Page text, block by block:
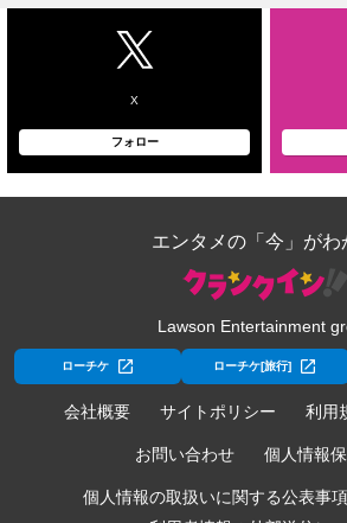
X
フォロー
エンタメの「今」がわ
Lawson Entertainment
ローチケ ローチケ[旅行]
会社概要 サイトポリシー 利用
お問い合わせ 個人情報
個人情報の取扱いに関する公表事